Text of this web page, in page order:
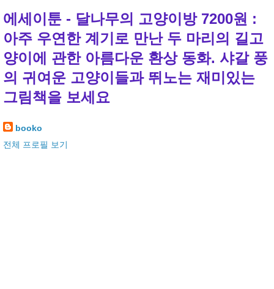
에세이툰 - 달나무의 고양이방 7200원 :
아주 우연한 계기로 만난 두 마리의 길고
양이에 관한 아름다운 환상 동화. 샤갈 풍
의 귀여운 고양이들과 뛰노는 재미있는
그림책을 보세요
booko
전체 프로필 보기